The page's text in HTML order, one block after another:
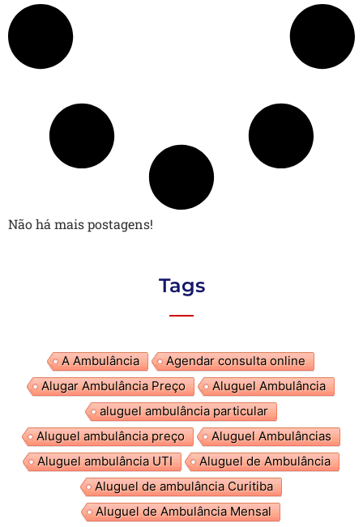
Não há mais postagens!
Tags
A Ambulância
Agendar consulta online
Alugar Ambulância Preço
Aluguel Ambulância
aluguel ambulância particular
Aluguel ambulância preço
Aluguel Ambulâncias
Aluguel ambulância UTI
Aluguel de Ambulância
Aluguel de ambulância Curitiba
Aluguel de Ambulância Mensal